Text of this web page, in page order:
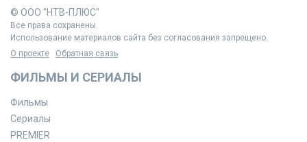
© ООО "НТВ-ПЛЮС"
Все права сохранены.
Использование материалов сайта без согласования запрещено.
О проекте
Обратная связь
ФИЛЬМЫ И СЕРИАЛЫ
Фильмы
Сериалы
PREMIER